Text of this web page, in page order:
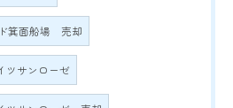
箕面船場 売却
ツサンローゼ